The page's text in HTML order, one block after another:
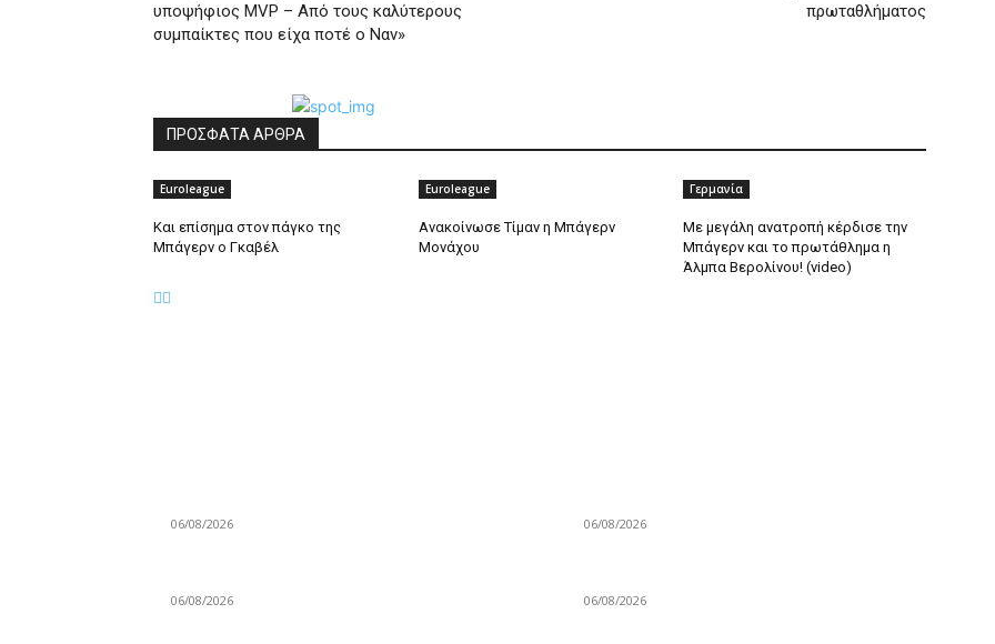
υποψήφιος MVP – Από τους καλύτερους
συμπαίκτες που είχα ποτέ ο Ναν»
πρωταθλήματος
ΠΡΟΣΦΑΤΑ ΑΡΘΡΑ
Euroleague
Και επίσημα στον πάγκο της
Μπάγερν ο Γκαβέλ
Euroleague
Ανακοίνωσε Τίμαν η Μπάγερν
Μονάχου
Γερμανία
Με μεγάλη ανατροπή κέρδισε την
Μπάγερν και το πρωτάθλημα η
Άλμπα Βερολίνου! (video)
06/08/2026
06/08/2026
06/08/2026
06/08/2026